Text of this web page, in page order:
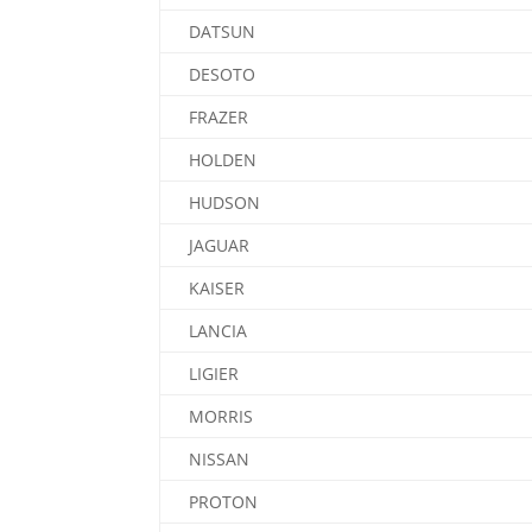
DATSUN
DESOTO
FRAZER
HOLDEN
HUDSON
JAGUAR
KAISER
LANCIA
LIGIER
MORRIS
NISSAN
PROTON